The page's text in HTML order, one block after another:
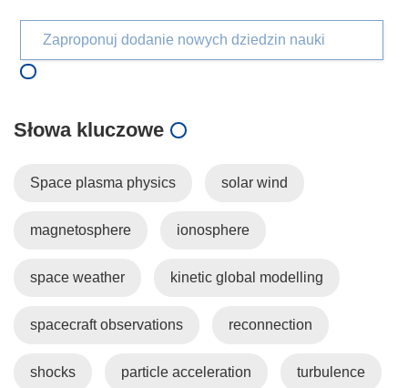
Zaproponuj dodanie nowych dziedzin nauki
Słowa kluczowe
Space plasma physics solar wind
magnetosphere ionosphere
space weather kinetic global modelling
spacecraft observations reconnection
shocks particle acceleration turbulence